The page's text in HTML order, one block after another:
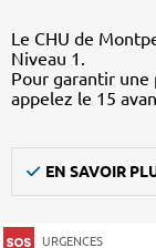
Le CHU de
Niveau 1.
Pour garantir une
appelez le 15
EN SAVOIR
URGENCES